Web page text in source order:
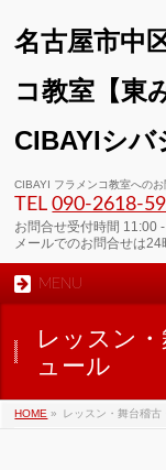
名古屋市中
コ教室【東
CIBAYIシバ
CIBAYI フラメンコ教室への
TEL090-
お問合せ受付時間 11:00
メールでのお問合せは24
MENU
レッスン
ュール
HOME » レッスン・舞台稽古